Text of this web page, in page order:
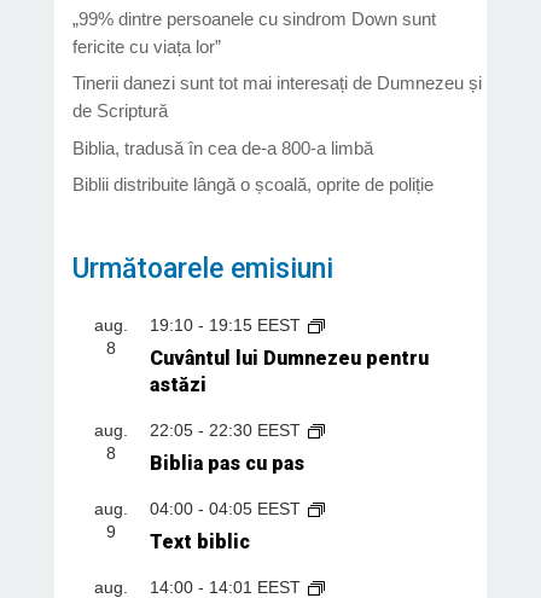
„99% dintre persoanele cu sindrom Down sunt
fericite cu viața lor”
Tinerii danezi sunt tot mai interesați de Dumnezeu și
de Scriptură
Biblia, tradusă în cea de-a 800-a limbă
Biblii distribuite lângă o școală, oprite de poliție
Următoarele emisiuni
aug.
8
19:10- 19:15 EEST
Cuvântul lui Dumnezeu pentru
astăzi
aug.
8
22:05- 22:30 EEST
Biblia pas cu pas
aug.
9
04:00- 04:05 EEST
Text biblic
aug.
14:00- 14:01 EEST